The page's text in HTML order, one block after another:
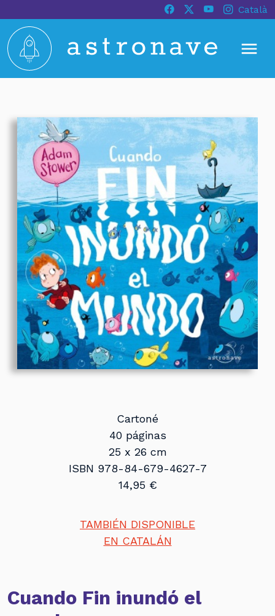
Català
Cartoné
40 páginas
25 x 26 cm
ISBN 978-84-679-4627-7
14,95 €
TAMBIÉN DISPONIBLE
EN CATALÁN
Cuando Fin inundó el